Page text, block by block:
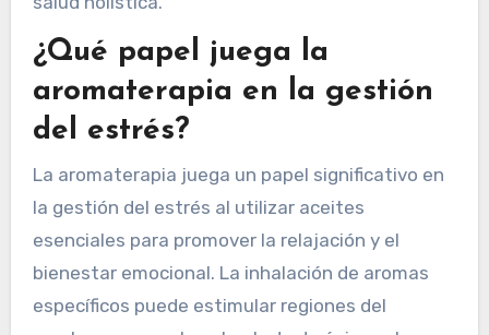
calmantes en irritaciones de la piel.
Estos aceites esenciales pueden utilizarse en
difusores, aplicaciones tópicas o baños,
mejorando el bienestar general. Sus atributos
¿Qué papel juega la
aromaterapia en la gestión
del estrés?